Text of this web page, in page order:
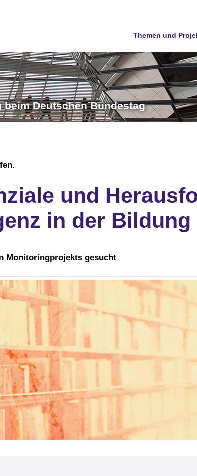
Themen und
Deutschen Bundestag
und
in der Bildung
Monitoringprojekts gesucht